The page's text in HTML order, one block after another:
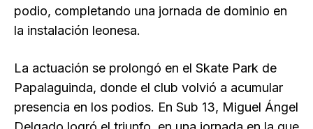
podio, completando una jornada de dominio en
la instalación leonesa.
La actuación se prolongó en el Skate Park de
Papalaguinda, donde el club volvió a acumular
presencia en los podios. En Sub 13, Miguel Ángel